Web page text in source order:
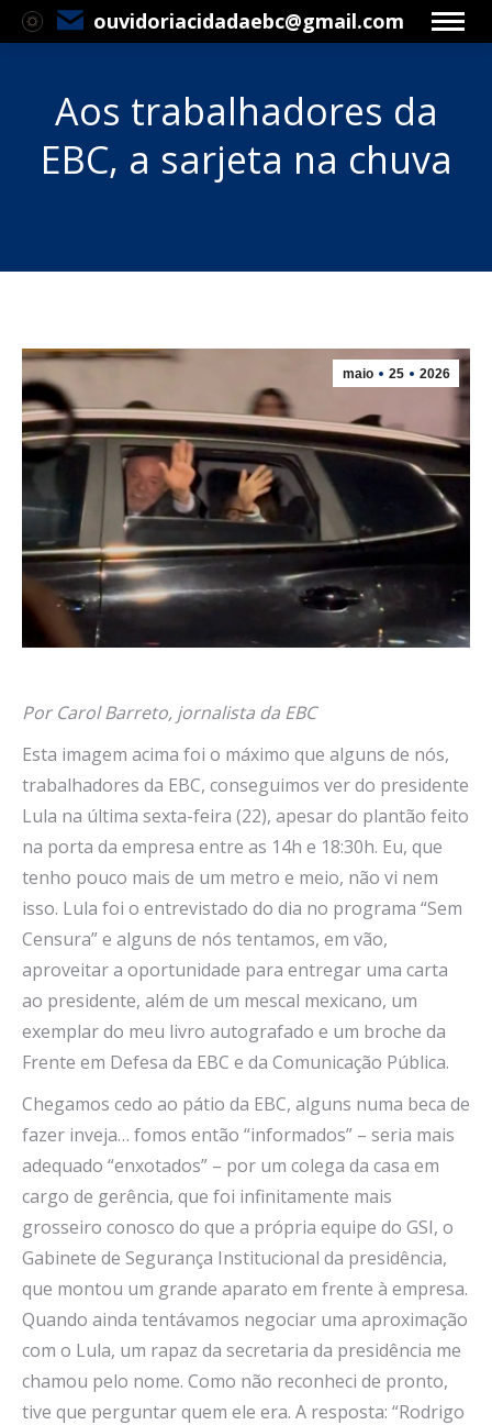
ouvidoriacidadaebc@gmail.com
Aos trabalhadores da
EBC, a sarjeta na chuva
maio 25 2026
Por Carol Barreto, jornalista da EBC
Esta imagem acima foi o máximo que alguns de nós,
trabalhadores da EBC, conseguimos ver do presidente
Lula na última sexta-feira (22), apesar do plantão feito
na porta da empresa entre as 14h e 18:30h. Eu, que
tenho pouco mais de um metro e meio, não vi nem
isso. Lula foi o entrevistado do dia no programa “Sem
Censura” e alguns de nós tentamos, em vão,
aproveitar a oportunidade para entregar uma carta
ao presidente, além de um mescal mexicano, um
exemplar do meu livro autografado e um broche da
Frente em Defesa da EBC e da Comunicação Pública.
Chegamos cedo ao pátio da EBC, alguns numa beca de
fazer inveja… fomos então “informados” – seria mais
adequado “enxotados” – por um colega da casa em
cargo de gerência, que foi infinitamente mais
grosseiro conosco do que a própria equipe do GSI, o
Gabinete de Segurança Institucional da presidência,
que montou um grande aparato em frente à empresa.
Quando ainda tentávamos negociar uma aproximação
com o Lula, um rapaz da secretaria da presidência me
chamou pelo nome. Como não reconheci de pronto,
tive que perguntar quem ele era. A resposta: “Rodrigo